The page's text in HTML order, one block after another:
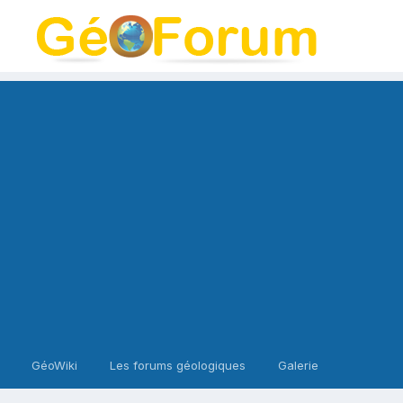
GéoWiki Les forums géologiques Galerie